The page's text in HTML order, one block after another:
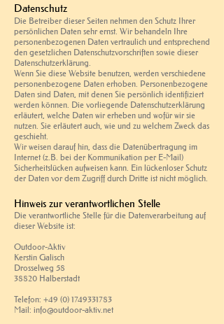
Datenschutz
Die Betreiber dieser Seiten nehmen den Schutz Ihrer
persönlichen Daten sehr ernst. Wir behandeln Ihre
personenbezogenen Daten vertraulich und entsprechend
den gesetzlichen Datenschutzvorschriften sowie dieser
Datenschutzerklärung.
Wenn Sie diese Website benutzen, werden verschiedene
personenbezogene Daten erhoben. Personenbezogene
Daten sind Daten, mit denen Sie persönlich identifiziert
werden können. Die vorliegende Datenschutzerklärung
erläutert, welche Daten wir erheben und wofür wir sie
nutzen. Sie erläutert auch, wie und zu welchem Zweck das
geschieht.
Wir weisen darauf hin, dass die Datenübertragung im
Internet (z.B. bei der Kommunikation per E-Mail)
Sicherheitslücken aufweisen kann. Ein lückenloser Schutz
der Daten vor dem Zugriff durch Dritte ist nicht möglich.
Hinweis zur verantwortlichen Stelle
Die verantwortliche Stelle für die Datenverarbeitung auf
dieser Website ist:
Outdoor-Aktiv
Kerstin Galisch
Drosselweg 58
38820 Halberstadt
Telefon: +49 (0) 1749331783
Mail: info@outdoor-aktiv.net